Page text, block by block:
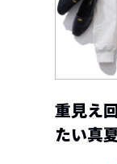
重見え
たい真